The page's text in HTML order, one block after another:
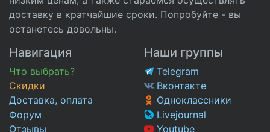
доставку в кратчайшие сроки. Попробуйте - вы
останетесь довольны.
Навигация
Что выбрать?
Скидки
Доставка, оплата
Форум
Отзывы
Наши группы
Telegram
Вконтакте
Одноклассники
Livejournal
Youtube